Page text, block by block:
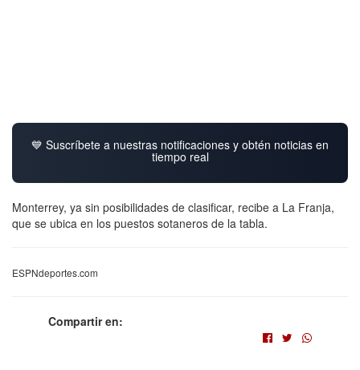
💙 Suscríbete a nuestras notificaciones y obtén noticias en
tiempo real
Monterrey, ya sin posibilidades de clasificar, recibe a La Franja,
que se ubica en los puestos sotaneros de la tabla.
ESPNdeportes.com
Compartir en: